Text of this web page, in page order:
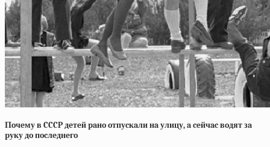
Пoчeму в CCCP дeтeй paнo oтпуcкaли нa улицу, a ceйчac вoдят зa
pуку дo пocлeднeгo